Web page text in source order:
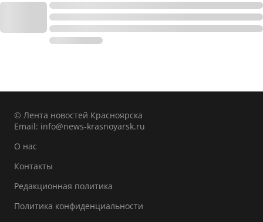
© Лента новостей Красноярска
Email: info@news-krasnoyarsk.ru
О нас
Контакты
Редакционная политика
Политика конфиденциальности